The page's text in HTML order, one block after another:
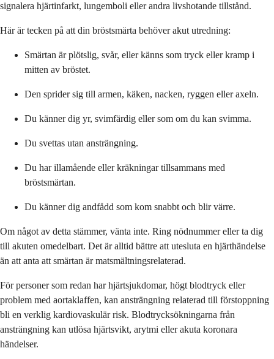
signalera hjärtinfarkt, lungemboli eller andra livshotande tillstånd.
Här är tecken på att din bröstsmärta behöver akut utredning:
Smärtan är plötslig, svår, eller känns som tryck eller kramp i
mitten av bröstet.
Den sprider sig till armen, käken, nacken, ryggen eller axeln.
Du känner dig yr, svimfärdig eller som om du kan svimma.
Du svettas utan ansträngning.
Du har illamående eller kräkningar tillsammans med
bröstsmärtan.
Du känner dig andfådd som kom snabbt och blir värre.
Om något av detta stämmer, vänta inte. Ring nödnummer eller ta dig
till akuten omedelbart. Det är alltid bättre att utesluta en hjärthändelse
än att anta att smärtan är matsmältningsrelaterad.
För personer som redan har hjärtsjukdomar, högt blodtryck eller
problem med aortaklaffen, kan ansträngning relaterad till förstoppning
bli en verklig kardiovaskulär risk. Blodtrycksökningarna från
ansträngning kan utlösa hjärtsvikt, arytmi eller akuta koronara
händelser.